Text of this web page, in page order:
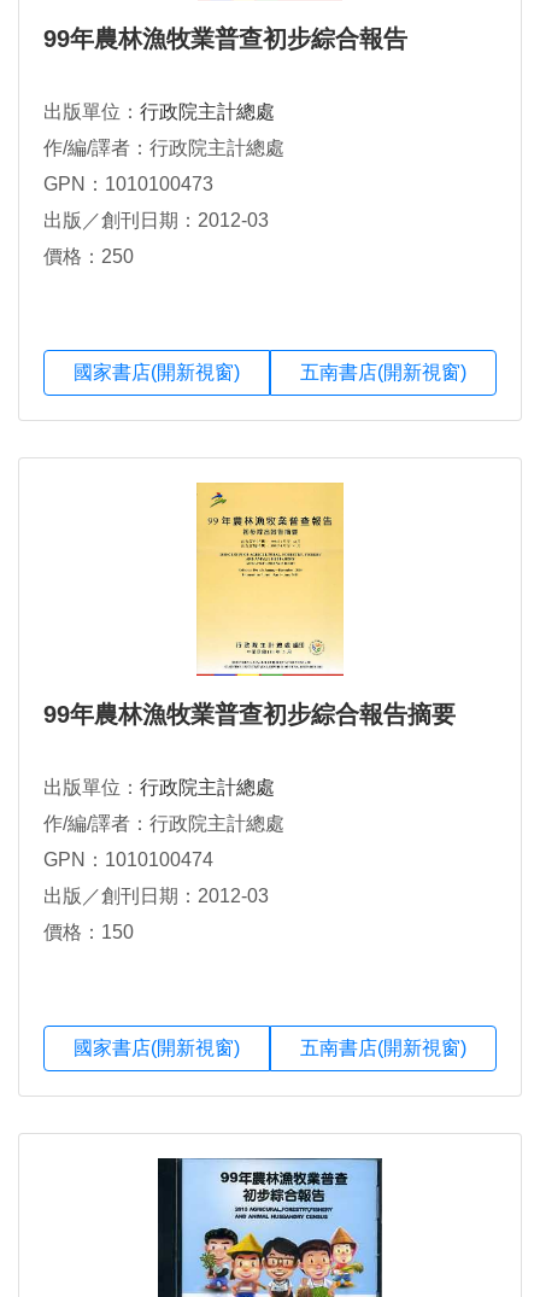
99年農林漁牧業普查初步綜合報告
出版單位： 行政院主計總處
作/編/譯者：行政院主計總處
GPN：1010100473
出版／創刊日期：2012-03
價格：250
國家書店(開新視窗) 五南書店(開新視窗)
99年農林漁牧業普查初步綜合報告摘要
出版單位： 行政院主計總處
作/編/譯者：行政院主計總處
GPN：1010100474
出版／創刊日期：2012-03
價格：150
國家書店(開新視窗) 五南書店(開新視窗)